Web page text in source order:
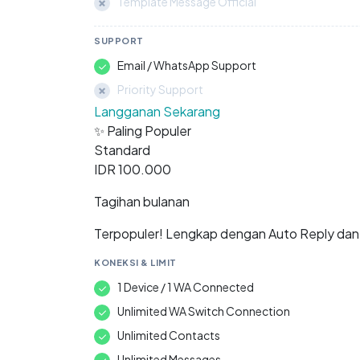
SUPPORT
Email / WhatsApp Support
Priority Support
Langganan Sekarang
✨ Paling Populer
Standard
IDR 100.000
Tagihan bulanan
Terpopuler! Lengkap dengan Auto Reply dan
KONEKSI & LIMIT
1 Device / 1 WA Connected
Unlimited WA Switch Connection
Unlimited Contacts